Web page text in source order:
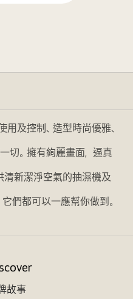
及控制、造型時尚優雅、
切。擁有絢麗畫面，逼真
清新潔淨空氣的抽濕機及
們都可以一應幫你做到。
故事